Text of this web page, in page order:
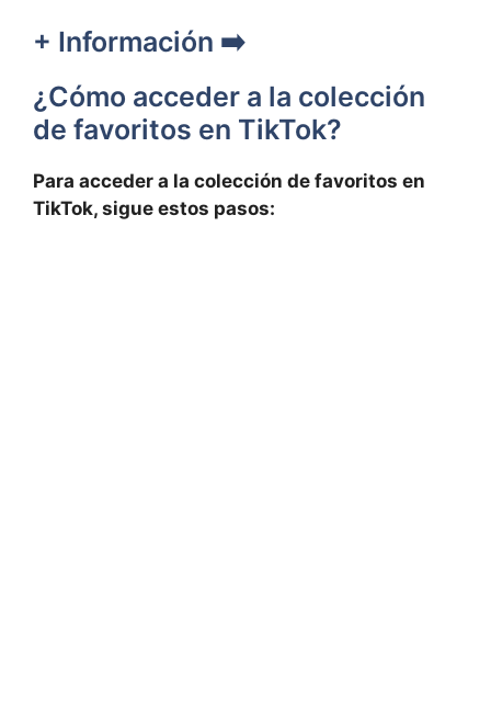
+ Información ➡️
¿Cómo acceder a la colección
de favoritos en TikTok?
Para acceder a la colección de favoritos en
TikTok, sigue estos pasos: